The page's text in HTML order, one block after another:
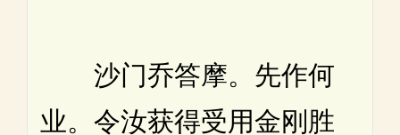
沙门乔答摩。先作何
业。令汝获得受用金刚胜